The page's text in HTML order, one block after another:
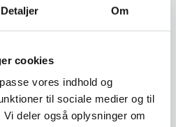
Detaljer Om
cookies
vores indhold og
til sociale medier og til
deler også oplysninger om